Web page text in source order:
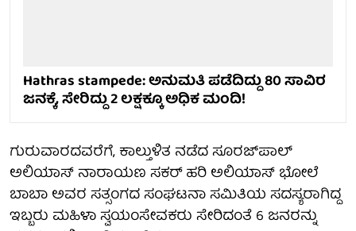
Hathras stampede: ಅನುಮತಿ ಪಡೆದಿದ್ದು 80 ಸಾವಿರ
ಜನಕ್ಕೆ, ಸೇರಿದ್ದು 2 ಲಕ್ಷಕ್ಕೂ ಅಧಿಕ ಮಂದಿ!
ಗುರುವಾರದವರೆಗೆ, ಕಾಲ್ತುಳಿತ ನಡೆದ ಸೂರಜ್‌ಪಾಲ್
ಅಲಿಯಾಸ್ ನಾರಾಯಣ ಸಕರ್ ಹರಿ ಅಲಿಯಾಸ್ ಭೋಲೆ
ಬಾಬಾ ಅವರ ಸತ್ಸಂಗದ ಸಂಘಟನಾ ಸಮಿತಿಯ ಸದಸ್ಯರಾಗಿದ್ದ
ಇಬ್ಬರು ಮಹಿಳಾ ಸ್ವಯಂಸೇವಕರು ಸೇರಿದಂತೆ 6 ಜನರನ್ನು